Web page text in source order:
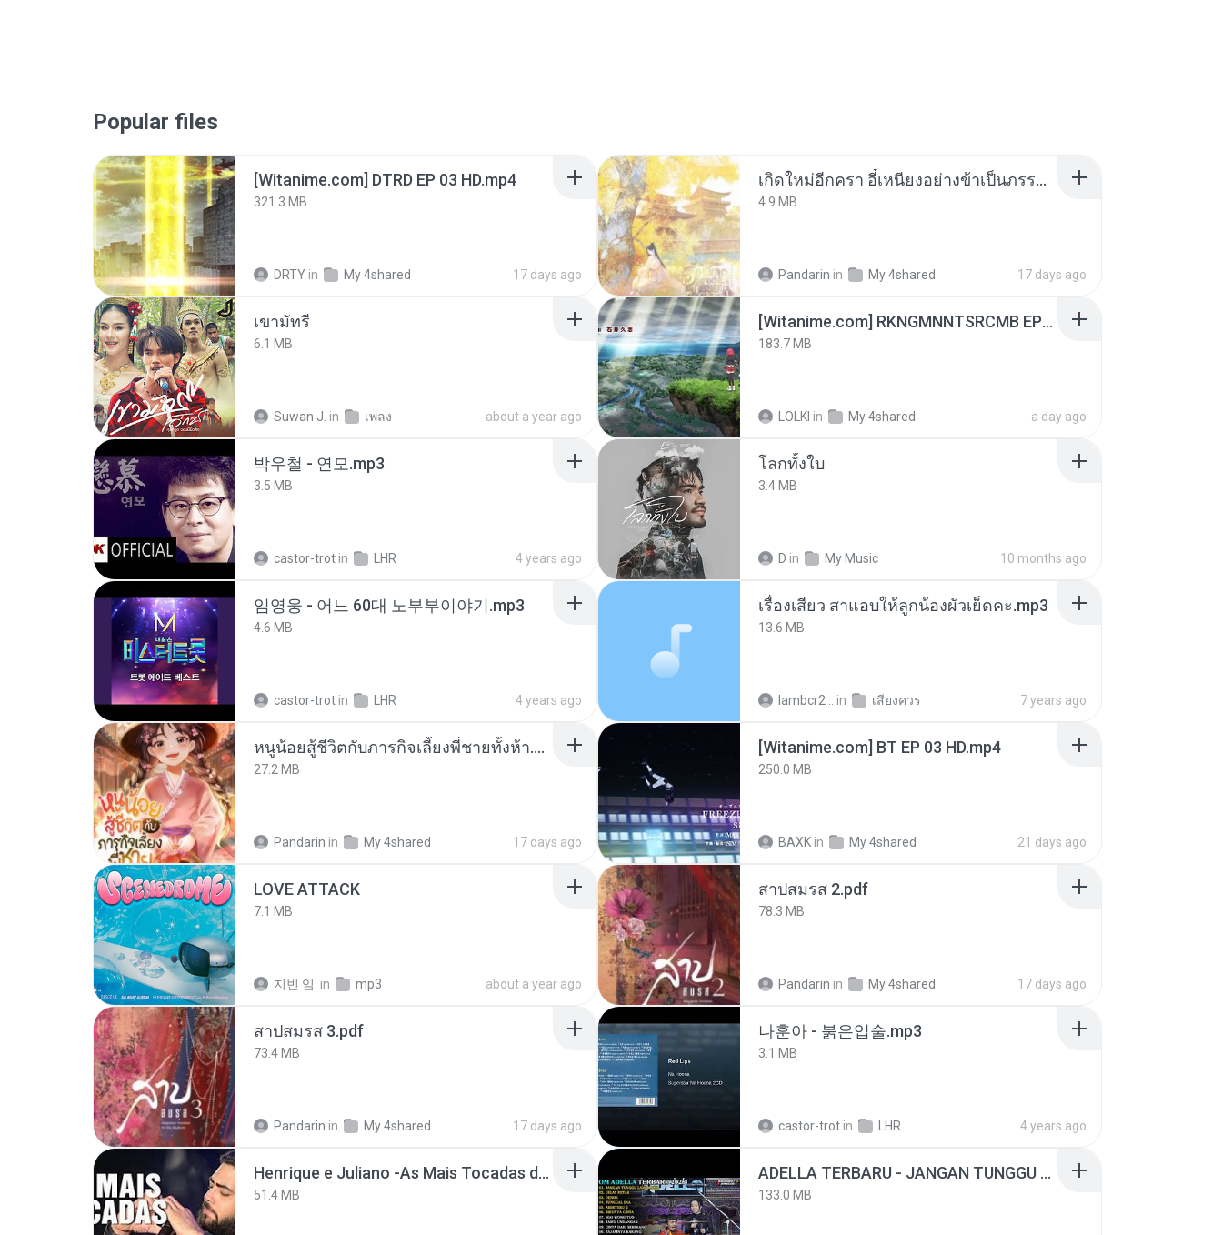
Popular files
[Witanime.com] DTRD EP 03 HD.mp4
321.3 MB
DRTY in My 4shared 17 days ago
เกิดใหม่อีกครา อี๋เหนียงอย่างข้าเป็นภรรยาขุนนาง 1_ST.pdf
4.9 MB
Pandarin in My 4shared 17 days ago
เขามัทรี
6.1 MB
Suwan J. in เพลง about a year ago
[Witanime.com] RKNGMNNTSRCMB EP 07 HD.mp4
183.7 MB
LOLKI in My 4shared a day ago
박우철 - 연모.mp3
3.5 MB
castor-trot in LHR 4 years ago
โลกทั้งใบ
3.4 MB
D in My Music 10 months ago
임영웅 - 어느 60대 노부부이야기.mp3
4.6 MB
castor-trot in LHR 4 years ago
เรื่องเสียว สาแอบให้ลูกน้องผัวเย็ดคะ.mp3
13.6 MB
lambcr2 .. in เสียงควร 7 years ago
หนูน้อยสู้ชีวิตกับภารกิจเลี้ยงพี่ชายทั้งห้า.pdf
27.2 MB
Pandarin in My 4shared 17 days ago
[Witanime.com] BT EP 03 HD.mp4
250.0 MB
BAXK in My 4shared 21 days ago
LOVE ATTACK
7.1 MB
지빈 임. in mp3 about a year ago
สาปสมรส 2.pdf
78.3 MB
Pandarin in My 4shared 17 days ago
สาปสมรส 3.pdf
73.4 MB
Pandarin in My 4shared 17 days ago
나훈아 - 붉은입술.mp3
3.1 MB
castor-trot in LHR 4 years ago
Henrique e Juliano -As Mais Tocadas do Henrique e Juliano 2021 -Top Sertanejo 2021,Cd Completo 2021
51.4 MB
ADELLA TERBARU - JANGAN TUNGGU LAMA LAMA - GELAS RETAK - OM ADELLA FULL ALBUM TERBARU 2026
133.0 MB